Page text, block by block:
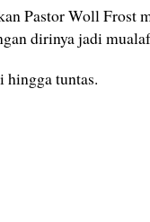
Pastor Woll Frost
dirinya jadi
hingga tuntas.